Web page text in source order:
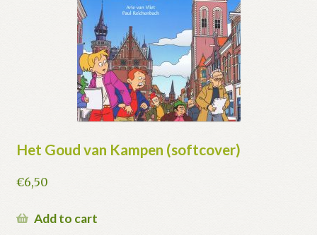
Het Goud van Kampen (softcover)
€6,50
Add to cart